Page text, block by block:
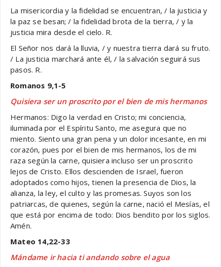
La misericordia y la fidelidad se encuentran, / la justicia y
la paz se besan; / la fidelidad brota de la tierra, / y la
justicia mira desde el cielo. R.
El Señor nos dará la lluvia, / y nuestra tierra dará su fruto.
/ La justicia marchará ante él, / la salvación seguirá sus
pasos. R.
Romanos 9,1-5
Quisiera ser un proscrito por el bien de mis hermanos
Hermanos: Digo la verdad en Cristo; mi conciencia,
iluminada por el Espíritu Santo, me asegura que no
miento. Siento una gran pena y un dolor incesante, en mi
corazón, pues por el bien de mis hermanos, los de mi
raza según la carne, quisiera incluso ser un proscrito
lejos de Cristo. Ellos descienden de Israel, fueron
adoptados como hijos, tienen la presencia de Dios, la
alianza, la ley, el culto y las promesas. Suyos son los
patriarcas, de quienes, según la carne, nació el Mesías, el
que está por encima de todo: Dios bendito por los siglos.
Amén.
Mateo 14,22-33
Mándame ir hacia ti andando sobre el agua